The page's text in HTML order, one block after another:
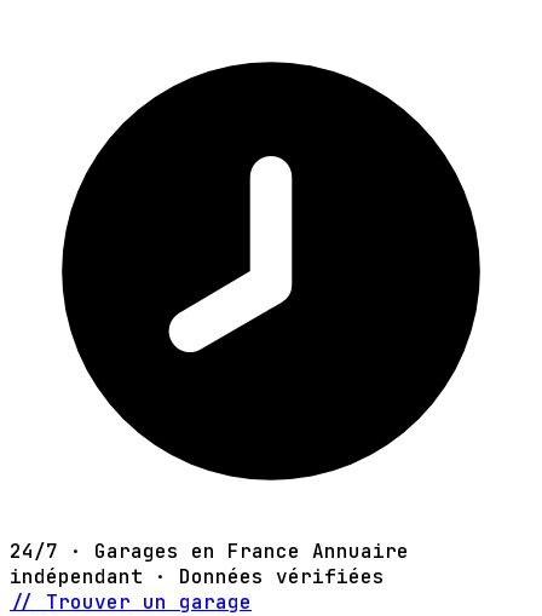
24/7 · Garages en France Annuaire
indépendant · Données vérifiées
// Trouver un garage